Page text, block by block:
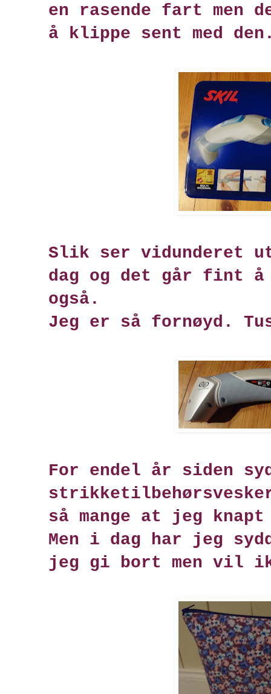
en rasende fart men
å klippe sent med
Slik ser vidunderet
dag og det går fint å
også.
Jeg er så fornøyd.
For endel år siden
så mange at jeg
Men i dag har jeg
jeg gi bort men vil